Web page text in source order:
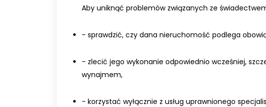
Aby uniknąć problemów związanych ze
- sprawdzić, czy dana nieruchomość podlega
- zlecić jego wykonanie odpowiednio wcześniej,
wynajmem,
- korzystać wyłącznie z usług uprawnionego